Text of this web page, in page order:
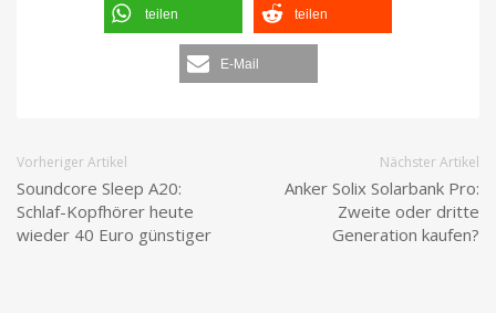
teilen teilen
E-Mail
Vorheriger Artikel
Soundcore Sleep A20:
Schlaf-Kopfhörer heute
wieder 40 Euro günstiger
Nächster Artikel
Anker Solix Solarbank Pro:
Zweite oder dritte
Generation kaufen?